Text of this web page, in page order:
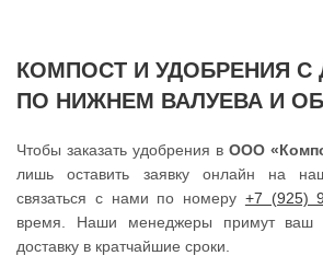
ЧЕРЕПОВО
ЧЕРКИЗОВО
ЧЕРНОГОЛОВКА
ЧЕРНОЕ
ЧЕХОВ
ШАТУРА
ШАТУРТОРФ
ШАХОВСКАЯ
ШЕРЕМЕТЬЕВСКИЙ
ШИШКИН ЛЕС
ВАЛДАЙ
РОСЛАВЛЬ
ДЮРТЮЛИ
УЧАЛЫ
ВАЛУЙКИ
КОМПОСТ И УДОБРЕНИЯ С
ПО НИЖНЕМ ВАЛУЕВА И
Чтобы заказать удобрения в ООО
лишь оставить заявку онлайн на
связаться с нами по номеру +7 (925)
время. Наши менеджеры примут ваш
доставку в кратчайшие сроки.